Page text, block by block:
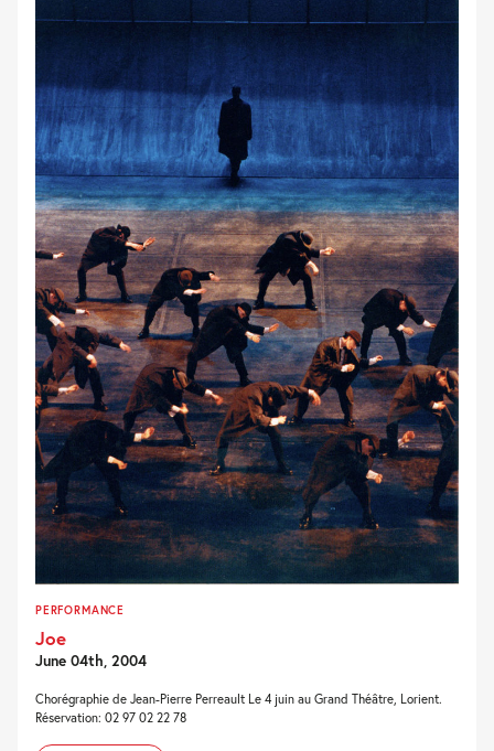
PERFORMANCE
Joe
June 04th, 2004
Chorégraphie de Jean-Pierre Perreault Le 4 juin au Grand Théâtre, Lorient.
Réservation: 02 97 02 22 78